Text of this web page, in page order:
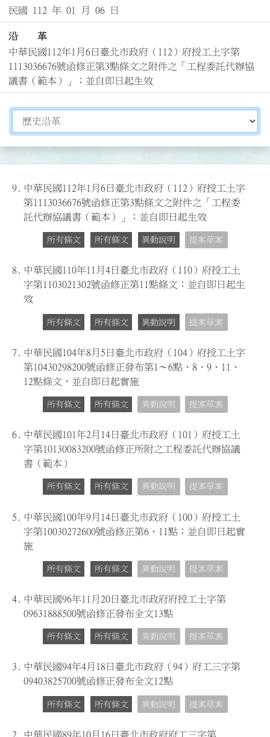
民國 112 年 01 月 06 日
沿 革
中華民國112年1月6日臺北市政府（112）府授工土字第
1113036676號函修正第3點條文之附件之「工程委託代辦協
議書（範本）」；並自即日起生效
切換選擇法規資訊內容
9.
中華民國112年1月6日臺北市政府（112）府授工土字
第1113036676號函修正第3點條文之附件之「工程委
託代辦協議書（範本）」；並自即日起生效
所有條文 所有條文 異動說明 提案草案
8. 中華民國110年11月4日臺北市政府（110）府授工土
字第1103021302號函修正第11點條文；並自即日起生
效
所有條文 所有條文 異動說明 提案草案
7.
中華民國104年8月5日臺北市政府（104）府授工土字
第10430298200號函修正發布第1～6點、8、9、11、
12點條文，並自即日起實施
所有條文 所有條文 異動說明 提案草案
6. 中華民國101年2月14日臺北市政府（101）府授工土
字第10130083200號函修正所附之工程委託代辦協議
書（範本）
所有條文 所有條文 異動說明 提案草案
5.
中華民國100年9月14日臺北市政府（100）府授工土
字第10030272600號函修正第6、11點；並自即日起實
施
所有條文 所有條文 異動說明 提案草案
4.
中華民國96年11月20日臺北市政府府授工土字第
09631888500號函修正發布全文13點
所有條文 所有條文 異動說明 提案草案
3. 中華民國94年4月18日臺北市政府（94）府工三字第
09403825700號函修正發布全文12點
所有條文 所有條文 異動說明 提案草案
2.
中華民國89年10月16日臺北市政府府工三字第